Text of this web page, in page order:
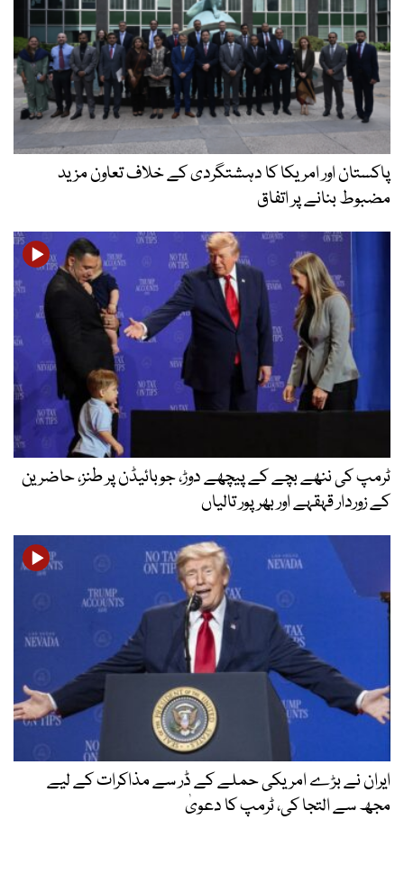
پاکستان اور امریکا کا دہشتگردی کے خلاف تعاون مزید
مضبوط بنانے پر اتفاق
ٹرمپ کی ننھے بچے کے پیچھے دوڑ، جوبائیڈن پر طنز، حاضرین
کے زوردار قہقہے اور بھرپور تالیاں
ایران نے بڑے امریکی حملے کے ڈر سے مذاکرات کے لیے
مجھ سے التجا کی، ٹرمپ کا دعویٰ